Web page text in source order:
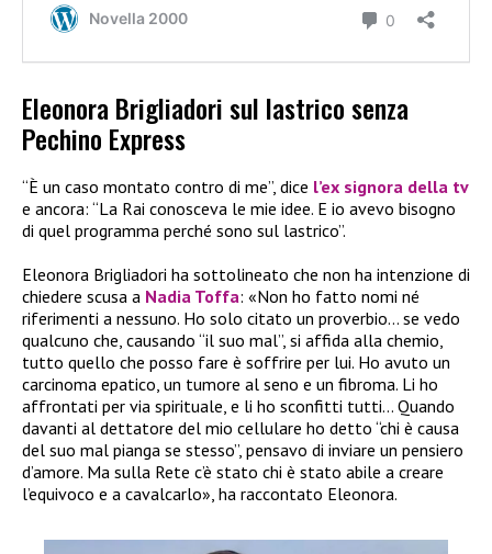
Eleonora Brigliadori sul lastrico senza
Pechino Express
“È un caso montato contro di me”, dice l’ex signora della tv
e ancora: “La Rai conosceva le mie idee. E io avevo bisogno
di quel programma perché sono sul lastrico”.
Eleonora Brigliadori ha sottolineato che non ha intenzione di
chiedere scusa a Nadia Toffa: «Non ho fatto nomi né
riferimenti a nessuno. Ho solo citato un proverbio… se vedo
qualcuno che, causando “il suo mal”, si affida alla chemio,
tutto quello che posso fare è soffrire per lui. Ho avuto un
carcinoma epatico, un tumore al seno e un fibroma. Li ho
affrontati per via spirituale, e li ho sconfitti tutti… Quando
davanti al dettatore del mio cellulare ho detto “chi è causa
del suo mal pianga se stesso”, pensavo di inviare un pensiero
d’amore. Ma sulla Rete c’è stato chi è stato abile a creare
l’equivoco e a cavalcarlo», ha raccontato Eleonora.